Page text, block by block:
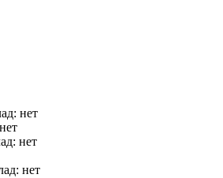
нет
нет
нет
нет